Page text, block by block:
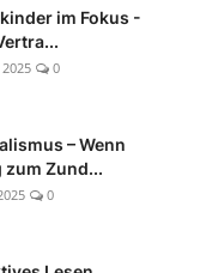
im Fokus -
0
– Wenn
Zund...
0